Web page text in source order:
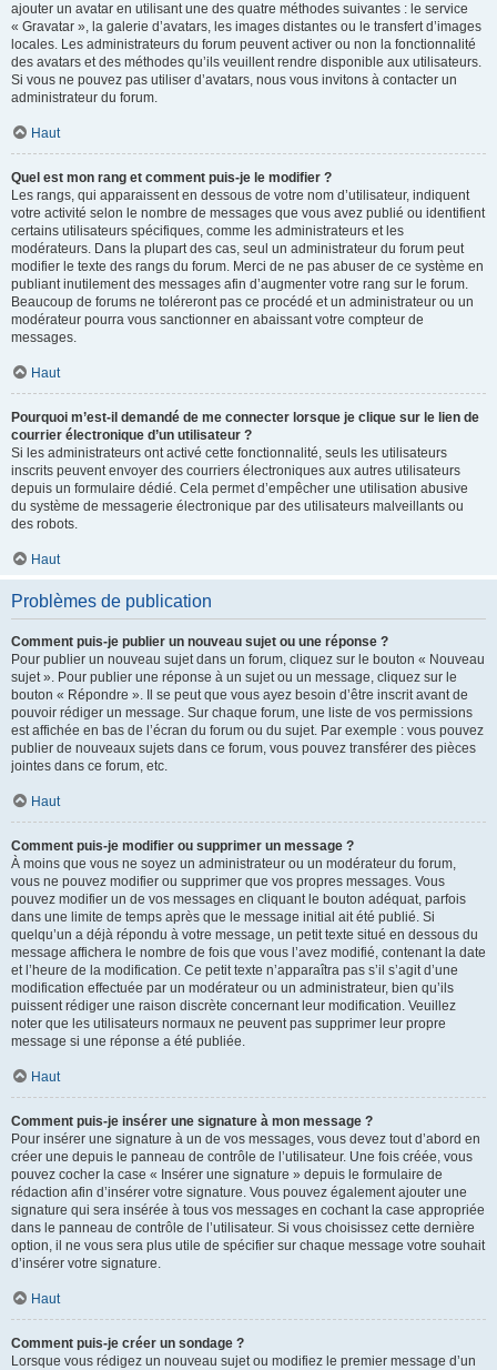
ajouter un avatar en utilisant une des quatre méthodes suivantes : le service
« Gravatar », la galerie d’avatars, les images distantes ou le transfert d’images
locales. Les administrateurs du forum peuvent activer ou non la fonctionnalité
des avatars et des méthodes qu’ils veuillent rendre disponible aux utilisateurs.
Si vous ne pouvez pas utiliser d’avatars, nous vous invitons à contacter un
administrateur du forum.
Haut
Quel est mon rang et comment puis-je le modifier ?
Les rangs, qui apparaissent en dessous de votre nom d’utilisateur, indiquent
votre activité selon le nombre de messages que vous avez publié ou identifient
certains utilisateurs spécifiques, comme les administrateurs et les
modérateurs. Dans la plupart des cas, seul un administrateur du forum peut
modifier le texte des rangs du forum. Merci de ne pas abuser de ce système en
publiant inutilement des messages afin d’augmenter votre rang sur le forum.
Beaucoup de forums ne toléreront pas ce procédé et un administrateur ou un
modérateur pourra vous sanctionner en abaissant votre compteur de
messages.
Haut
Pourquoi m’est-il demandé de me connecter lorsque je clique sur le lien de
courrier électronique d’un utilisateur ?
Si les administrateurs ont activé cette fonctionnalité, seuls les utilisateurs
inscrits peuvent envoyer des courriers électroniques aux autres utilisateurs
depuis un formulaire dédié. Cela permet d’empêcher une utilisation abusive
du système de messagerie électronique par des utilisateurs malveillants ou
des robots.
Haut
Problèmes de publication
Comment puis-je publier un nouveau sujet ou une réponse ?
Pour publier un nouveau sujet dans un forum, cliquez sur le bouton « Nouveau
sujet ». Pour publier une réponse à un sujet ou un message, cliquez sur le
bouton « Répondre ». Il se peut que vous ayez besoin d’être inscrit avant de
pouvoir rédiger un message. Sur chaque forum, une liste de vos permissions
est affichée en bas de l’écran du forum ou du sujet. Par exemple : vous pouvez
publier de nouveaux sujets dans ce forum, vous pouvez transférer des pièces
jointes dans ce forum, etc.
Haut
Comment puis-je modifier ou supprimer un message ?
À moins que vous ne soyez un administrateur ou un modérateur du forum,
vous ne pouvez modifier ou supprimer que vos propres messages. Vous
pouvez modifier un de vos messages en cliquant le bouton adéquat, parfois
dans une limite de temps après que le message initial ait été publié. Si
quelqu’un a déjà répondu à votre message, un petit texte situé en dessous du
message affichera le nombre de fois que vous l’avez modifié, contenant la date
et l’heure de la modification. Ce petit texte n’apparaîtra pas s’il s’agit d’une
modification effectuée par un modérateur ou un administrateur, bien qu’ils
puissent rédiger une raison discrète concernant leur modification. Veuillez
noter que les utilisateurs normaux ne peuvent pas supprimer leur propre
message si une réponse a été publiée.
Haut
Comment puis-je insérer une signature à mon message ?
Pour insérer une signature à un de vos messages, vous devez tout d’abord en
créer une depuis le panneau de contrôle de l’utilisateur. Une fois créée, vous
pouvez cocher la case « Insérer une signature » depuis le formulaire de
rédaction afin d’insérer votre signature. Vous pouvez également ajouter une
signature qui sera insérée à tous vos messages en cochant la case appropriée
dans le panneau de contrôle de l’utilisateur. Si vous choisissez cette dernière
option, il ne vous sera plus utile de spécifier sur chaque message votre souhait
d’insérer votre signature.
Haut
Comment puis-je créer un sondage ?
Lorsque vous rédigez un nouveau sujet ou modifiez le premier message d’un